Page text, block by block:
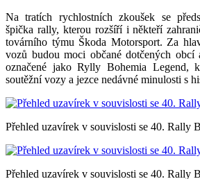
Na tratích rychlostních zkoušek se
špička rally, kterou rozšíří i někteří
továrního týmu Škoda Motorsport. Za
vozů budou moci občané dotčených
označené jako Rylly Bohemia Legend,
soutěžní vozy a jezce nedávné minulosti s
Přehled uzavírek v souvislosti se 40. Rally
Přehled uzavírek v souvislosti se 40. Rally